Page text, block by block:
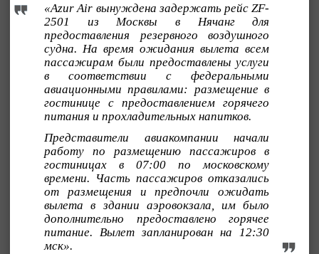
«Azur Air вынуждена задержать рейс ZF-
2501 из Москвы в Нячанг для
предоставления резервного воздушного
судна. На время ожидания вылета всем
пассажирам были предоставлены услуги
в соответствии с федеральными
авиационными правилами: размещение в
гостинице с предоставлением горячего
питания и прохладительных напитков.
Представители авиакомпании начали
работу по размещению пассажиров в
гостиницах в 07:00 по московскому
времени. Часть пассажиров отказались
от размещения и предпочли ожидать
вылета в здании аэровокзала, им было
дополнительно предоставлено горячее
питание. Вылет запланирован на 12:30
мск».